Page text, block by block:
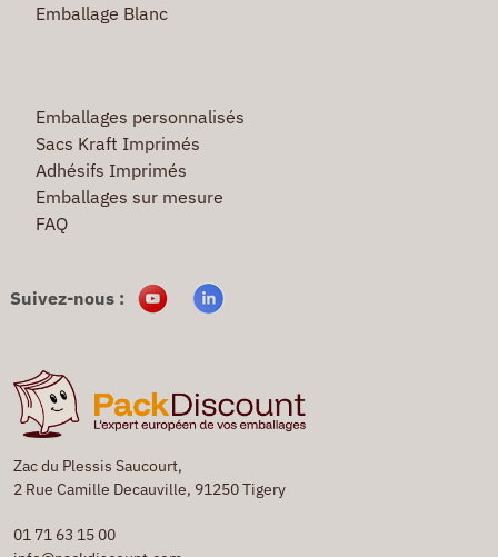
Zac du Plessis Saucourt,
2 Rue Camille Decauville, 91250 Tigery
01 71 63 15 00
Emballage Blanc
Emballages personnalisés
Sacs Kraft Imprimés
Adhésifs Imprimés
Emballages sur mesure
FAQ
Suivez-nous :